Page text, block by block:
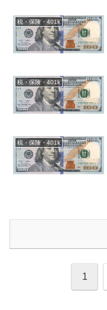
税・保険・401k
税・保険・401k
税・保険・401k
1